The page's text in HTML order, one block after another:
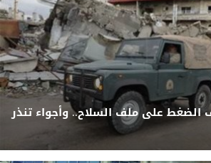
على ملف السلاح.. وأجواء تنذر